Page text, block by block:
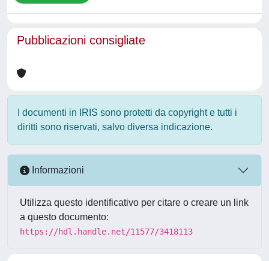
Pubblicazioni consigliate
I documenti in IRIS sono protetti da copyright e tutti i
diritti sono riservati, salvo diversa indicazione.
Informazioni
Utilizza questo identificativo per citare o creare un link
a questo documento:
https://hdl.handle.net/11577/3418113